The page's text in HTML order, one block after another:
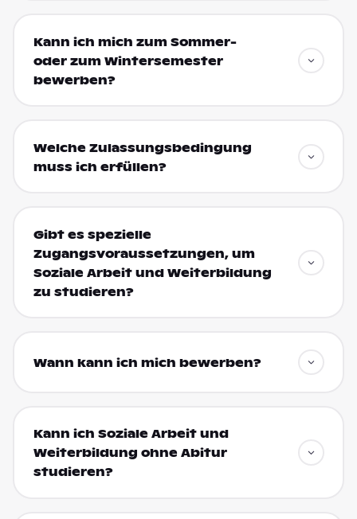
Kann ich mich zum Sommer-
oder zum Wintersemester
bewerben?
Welche Zulassungsbedingung
muss ich erfüllen?
Gibt es spezielle
Zugangsvoraussetzungen, um
Soziale Arbeit und Weiterbildung
zu studieren?
Wann kann ich mich bewerben?
Kann ich Soziale Arbeit und
Weiterbildung ohne Abitur
studieren?